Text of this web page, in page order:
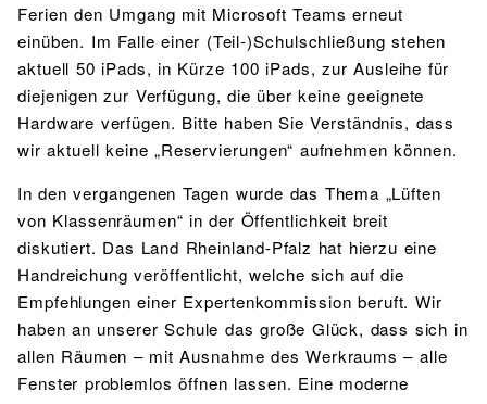
Ferien den Umgang mit Microsoft Teams erneut
einüben. Im Falle einer (Teil-)Schulschließung stehen
aktuell 50 iPads, in Kürze 100 iPads, zur Ausleihe für
diejenigen zur Verfügung, die über keine geeignete
Hardware verfügen. Bitte haben Sie Verständnis, dass
wir aktuell keine „Reservierungen“ aufnehmen können.
In den vergangenen Tagen wurde das Thema „Lüften
von Klassenräumen“ in der Öffentlichkeit breit
diskutiert. Das Land Rheinland-Pfalz hat hierzu eine
Handreichung veröffentlicht, welche sich auf die
Empfehlungen einer Expertenkommission beruft. Wir
haben an unserer Schule das große Glück, dass sich in
allen Räumen – mit Ausnahme des Werkraums – alle
Fenster problemlos öffnen lassen. Eine moderne